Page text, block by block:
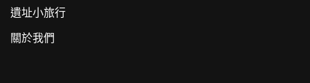
遺址小旅行
關於我們